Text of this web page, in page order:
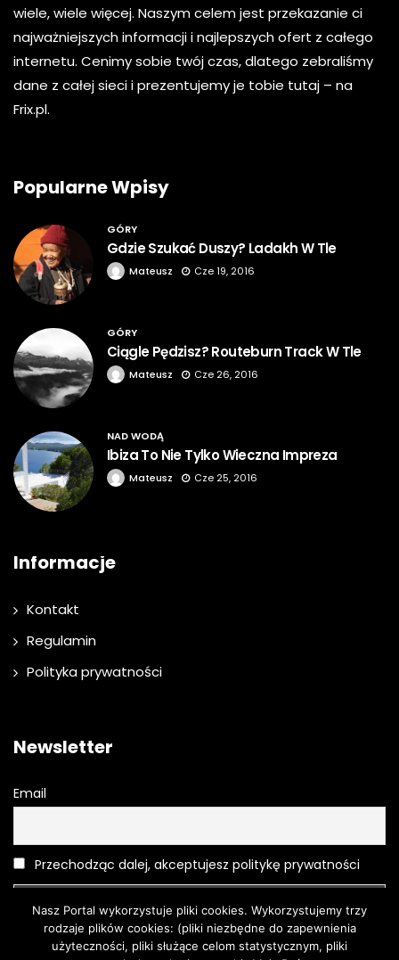
wiele, wiele więcej. Naszym celem jest przekazanie ci
najważniejszych informacji i najlepszych ofert z całego
internetu. Cenimy sobie twój czas, dlatego zebraliśmy
dane z całej sieci i prezentujemy je tobie tutaj – na
Frix.pl.
Popularne Wpisy
GÓRY
Gdzie Szukać Duszy? Ladakh W Tle
Mateusz Cze 19, 2016
GÓRY
Ciągle Pędzisz? Routeburn Track W Tle
Mateusz Cze 26, 2016
NAD WODĄ
Ibiza To Nie Tylko Wieczna Impreza
Mateusz Cze 25, 2016
Informacje
Kontakt
Regulamin
Polityka prywatności
Newsletter
Email
Przechodząc dalej, akceptujesz politykę prywatności
Nasz Portal wykorzystuje pliki cookies. Wykorzystujemy trzy
rodzaje plików cookies: (pliki niezbędne do zapewnienia
użyteczności, pliki służące celom statystycznym, pliki